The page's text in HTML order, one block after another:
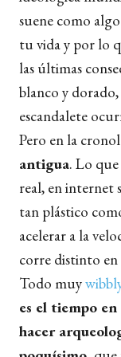
suene como
tu vida y por lo
las últimas
blanco y
escandalete
Pero en la
antigua. Lo que
real, en internet
tan plástico
acelerar a la
corre distinto
Todo muy
es el tiempo
hacer